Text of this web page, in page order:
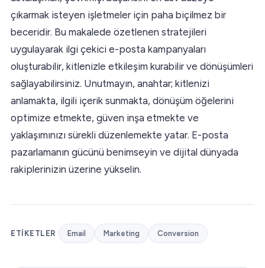
çıkarmak isteyen işletmeler için paha biçilmez bir
beceridir. Bu makalede özetlenen stratejileri
uygulayarak ilgi çekici e-posta kampanyaları
oluşturabilir, kitlenizle etkileşim kurabilir ve dönüşümleri
sağlayabilirsiniz. Unutmayın, anahtar; kitlenizi
anlamakta, ilgili içerik sunmakta, dönüşüm öğelerini
optimize etmekte, güven inşa etmekte ve
yaklaşımınızı sürekli düzenlemekte yatar. E-posta
pazarlamanın gücünü benimseyin ve dijital dünyada
rakiplerinizin üzerine yükselin.
ETIKETLER Email Marketing Conversion